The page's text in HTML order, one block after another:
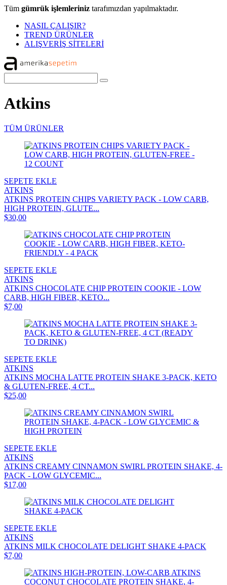
Tüm gümrük işlemleriniz tarafımızdan yapılmaktadır.
NASIL ÇALIŞIR?
TREND ÜRÜNLER
ALIŞVERİŞ SİTELERİ
Atkins
TÜM ÜRÜNLER
SEPETE EKLE
ATKINS
ATKINS PROTEIN CHIPS VARIETY PACK - LOW CARB,
HIGH PROTEIN, GLUTE...
$30,00
SEPETE EKLE
ATKINS
ATKINS CHOCOLATE CHIP PROTEIN COOKIE - LOW
CARB, HIGH FIBER, KETO...
$7,00
SEPETE EKLE
ATKINS
ATKINS MOCHA LATTE PROTEIN SHAKE 3-PACK, KETO
& GLUTEN-FREE, 4 CT...
$25,00
SEPETE EKLE
ATKINS
ATKINS CREAMY CINNAMON SWIRL PROTEIN SHAKE, 4-
PACK - LOW GLYCEMIC...
$17,00
SEPETE EKLE
ATKINS
ATKINS MILK CHOCOLATE DELIGHT SHAKE 4-PACK
$7,00